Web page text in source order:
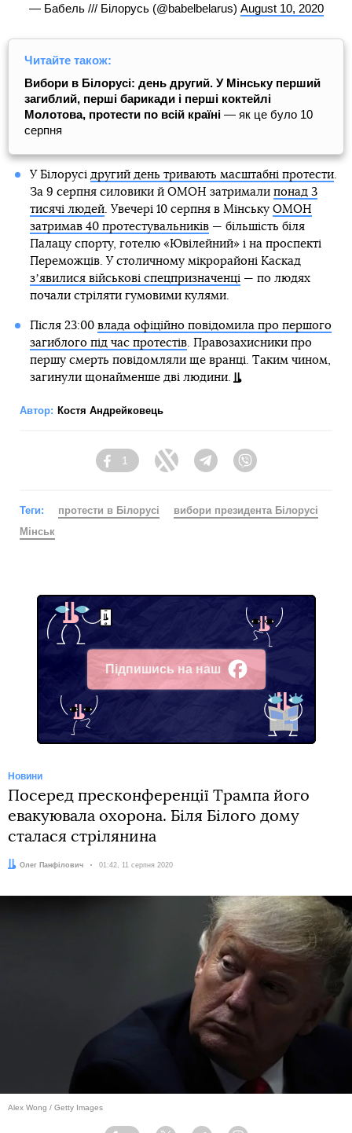
— Бабель /// Білорусь (@babelbelarus) August 10, 2020
Читайте також:
Вибори в Білорусі: день другий. У Мінську перший
загиблий, перші барикади і перші коктейлі
Молотова, протести по всій країні — як це було 10
серпня
У Білорусі другий день тривають масштабні протести.
За 9 серпня силовики й ОМОН затримали понад 3
тисячі людей. Увечері 10 серпня в Мінську ОМОН
затримав 40 протестувальників— більшість біля
Палацу спорту, готелю «Ювілейний» і на проспекті
Переможців. У столичному мікрорайоні Каскад
зʼявилися військові спецпризначенці— по людях
почали стріляти гумовими кулями.
Після 23:00 влада офіційно повідомила про першого
загиблого під час протестів. Правозахисники про
першу смерть повідомляли ще вранці. Таким чином,
загинули щонайменше дві людини.
Автор: Костя Андрейковець
Facebook
1
Twitter TelegramViber
Теги: протести в Білорусі
вибори президента Білорусі
Мінськ
Підпишись на наш
Facebook
Новини
Посеред пресконференції Трампа його
евакуювала охорона. Біля Білого дому
сталася стрілянина
Автор:
Олег Панфілович Дата:
01:42, 11 серпня 2020
Alex Wong / Getty Images